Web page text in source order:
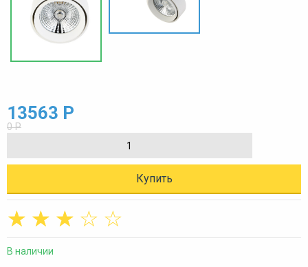
13563 Р
0 Р
Купить
☆
☆
☆
☆
☆
В наличии